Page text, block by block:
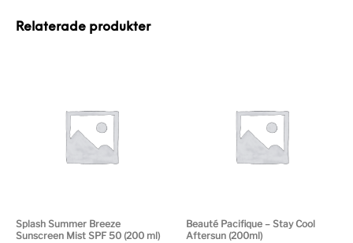
Relaterade produkter
Splash Summer Breeze
Sunscreen Mist SPF 50 (200 ml)
Beauté Pacifique – Stay Cool
Aftersun (200ml)